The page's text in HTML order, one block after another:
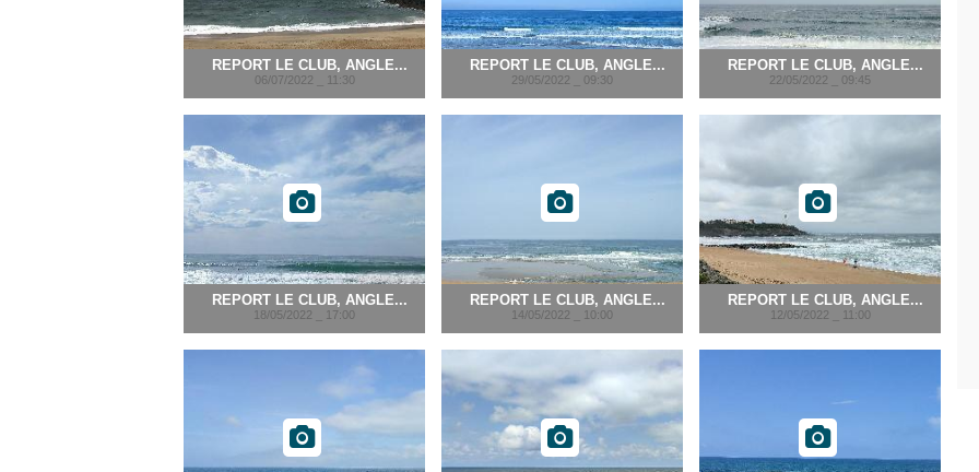
REPORT LE CLUB, ANGLE...
06/07/2022 _ 11:30
REPORT LE CLUB, ANGLE...
29/05/2022 _ 09:30
REPORT LE CLUB, ANGLE...
22/05/2022 _ 09:45
REPORT LE CLUB, ANGLE...
18/05/2022 _ 17:00
REPORT LE CLUB, ANGLE...
14/05/2022 _ 10:00
REPORT LE CLUB, ANGLE...
12/05/2022 _ 11:00